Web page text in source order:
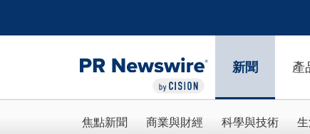
新聞 產
焦點新聞 商業與財經 科學與技術